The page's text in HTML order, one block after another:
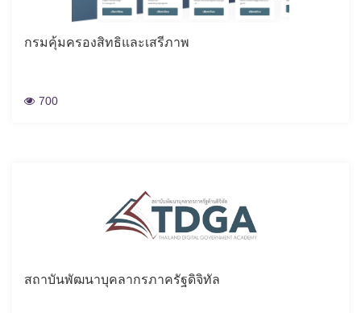
กรมคุ้มครองสิทธิและเสรีภาพ
700
สถาบันพัฒนาบุคลากรภาครัฐดิจิทัล